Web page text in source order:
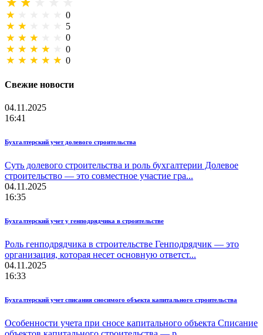
0
5
0
0
0
Свежие новости
04.11.2025
16:41
Бухгалтерский учет долевого строительства
Суть долевого строительства и роль бухгалтерии Долевое
строительство — это совместное участие гра...
04.11.2025
16:35
Бухгалтерский учет у генподрядчика в строительстве
Роль генподрядчика в строительстве Генподрядчик — это
организация, которая несет основную ответст...
04.11.2025
16:33
Бухгалтерский учет списания сносимого объекта капитального строительства
Особенности учета при сносе капитального объекта Списание